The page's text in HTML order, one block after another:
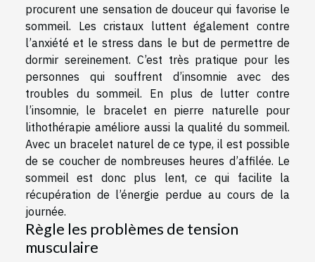
procurent une sensation de douceur qui favorise le
sommeil. Les cristaux luttent également contre
l’anxiété et le stress dans le but de permettre de
dormir sereinement. C’est très pratique pour les
personnes qui souffrent d’insomnie avec des
troubles du sommeil. En plus de lutter contre
l’insomnie, le bracelet en pierre naturelle pour
lithothérapie améliore aussi la qualité du sommeil.
Avec un bracelet naturel de ce type, il est possible
de se coucher de nombreuses heures d’affilée. Le
sommeil est donc plus lent, ce qui facilite la
récupération de l’énergie perdue au cours de la
journée.
Règle les problèmes de tension
musculaire